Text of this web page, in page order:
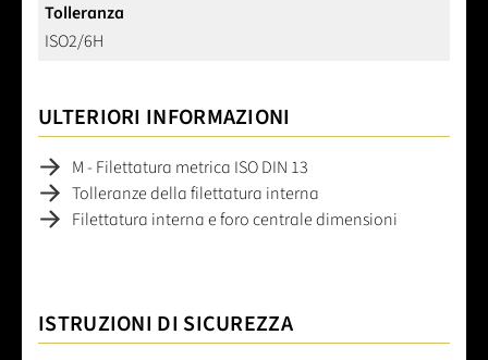
Tolleranza
ISO2/6H
ULTERIORI INFORMAZIONI
M - Filettatura metrica ISO DIN 13
Tolleranze della filettatura interna
Filettatura interna e foro centrale dimensioni
ISTRUZIONI DI SICUREZZA